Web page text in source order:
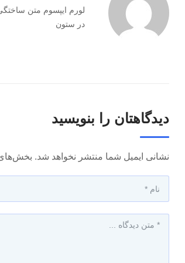
لورم ایپسوم متن
در ستون
دیدگاهتان را بنویسید
نشانی ایمیل شما منتشر نخواهد شد. بخش‌های